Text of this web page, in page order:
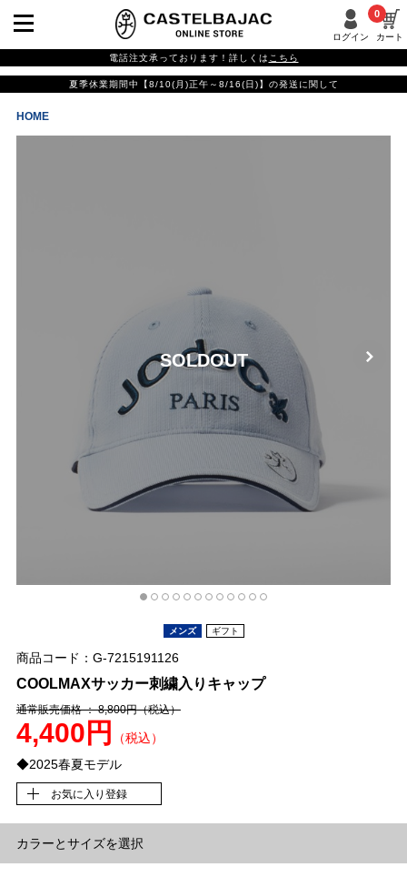
ログイン カート
0
電話注文承っております！詳しくは こちら
夏季休業期間中【8/10(月)正午～8/16(日)】の発送に関して
HOME
SOLDOUT
メンズ ギフト
商品コード：G-7215191126
COOLMAXサッカー刺繍入りキャップ
通常販売価格 ： 8,800円（税込）
4,400円
（税込）
◆2025春夏モデル
お気に入り登録
カラーとサイズを選択